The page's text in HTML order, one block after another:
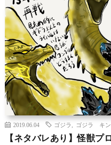
2019.06.04 ゴジラ ゴジラ キン
【ネタバレあり】怪獣プ